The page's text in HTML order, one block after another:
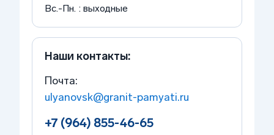
Вс.-Пн. : выходные
Наши контакты:
Почта:
ulyanovsk@granit-pamyati.ru
+7 (964) 855-46-65